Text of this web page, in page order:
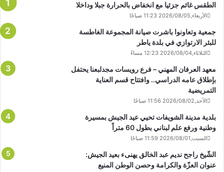
الطقس غائم جزئيا مع انخفاض بالحرارة جبلا وداخلا
الأربعاء,2026/08/05 11:23 صباحًا
جمعية وتعاونوا باشرت صيانة المجموعة الغاطسة
للبئر الارتوازي في بلدة ياطر
الثلاثاء,2026/08/04 12:23 مساءً
معهد العرفان المهني – فرع رويسات مجدلبعنا يحتفل
بإطلاق عامه الدراسي.. وافتتاح قسم العناية
التمريضية
الأحد,2026/08/02 11:56 صباحًا
بلدية مدينة الشويفات تحيي عيد الجيش بمسيرة
وطنية ورفع علم لبناني بطول 60 متراً
السبت,2026/08/01 11:59 صباحًا
الشّيخ راجح نديم عبد الخالق يهنىء بعيد الجيش:
عنوان العزّة والكرامة وحصن الوطن المنيع